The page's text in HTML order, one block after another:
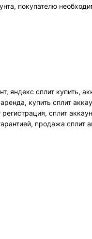
покупателю
яндекс сплит купить,
купить сплит
сплит
продажа сплит